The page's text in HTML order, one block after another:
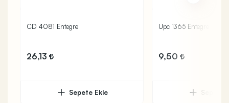
CD 4081 Entegre
26,13
Sepete Ekle
Upc 1365 Entegre
9,50